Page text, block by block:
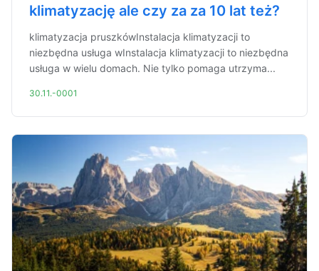
klimatyzację ale czy za za 10 lat też?
klimatyzacja pruszkówInstalacja klimatyzacji to
niezbędna usługa wInstalacja klimatyzacji to niezbędna
usługa w wielu domach. Nie tylko pomaga utrzyma...
30.11.-0001